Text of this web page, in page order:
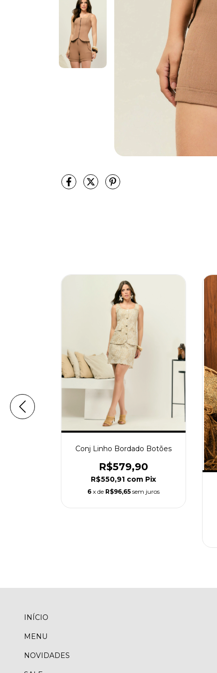
Conj Linho Bordado Botões
R$579,90
R$550,91 com Pix
6 x de R$96,65 sem juros
INÍCIO
MENU
NOVIDADES